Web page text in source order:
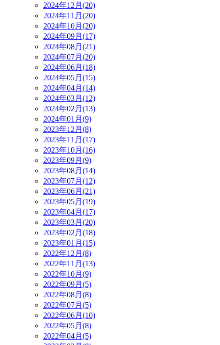
2024年12月(20)
2024年11月(20)
2024年10月(20)
2024年09月(17)
2024年08月(21)
2024年07月(20)
2024年06月(18)
2024年05月(15)
2024年04月(14)
2024年03月(12)
2024年02月(13)
2024年01月(9)
2023年12月(8)
2023年11月(17)
2023年10月(16)
2023年09月(9)
2023年08月(14)
2023年07月(12)
2023年06月(21)
2023年05月(19)
2023年04月(17)
2023年03月(20)
2023年02月(18)
2023年01月(15)
2022年12月(8)
2022年11月(13)
2022年10月(9)
2022年09月(5)
2022年08月(8)
2022年07月(5)
2022年06月(10)
2022年05月(8)
2022年04月(5)